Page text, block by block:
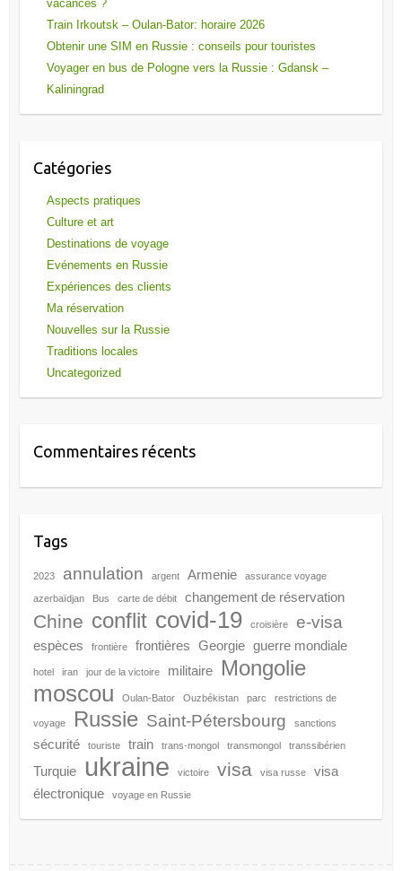
vacances ?
Train Irkoutsk – Oulan-Bator: horaire 2026
Obtenir une SIM en Russie : conseils pour touristes
Voyager en bus de Pologne vers la Russie : Gdansk –
Kaliningrad
Catégories
Aspects pratiques
Culture et art
Destinations de voyage
Evénements en Russie
Expériences des clients
Ma réservation
Nouvelles sur la Russie
Traditions locales
Uncategorized
Commentaires récents
Tags
2023 annulation argent Armenie assurance voyage
azerbaïdjan Bus carte de débit changement de réservation
Chine conflit covid-19 croisière e-visa
espèces frontière frontières Georgie guerre mondiale
hotel iran jour de la victoire militaire Mongolie
moscou Oulan-Bator Ouzbékistan parc restrictions de
voyage Russie Saint-Pétersbourg sanctions
sécurité touriste train trans-mongol transmongol transsibérien
Turquie ukraine victoire visa visa russe
visa
électronique
voyage en Russie